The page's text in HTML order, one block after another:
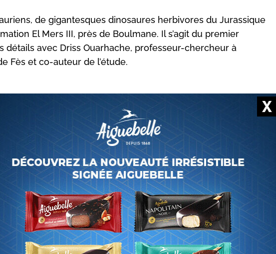
de gigantesques dinosaures herbivores du Jurassique
El Mers III, près de Boulmane. Il s’agit du premier
avec Driss Ouarhache, professeur-chercheur à
Fès et co-auteur de l’étude.
ans le Moyen Atlas, la Formation El Mers III livre une nouvelle
pièce du puzzle de l’histoire des dinosaures. Lors de récentes
fouilles paléontologiques, menées conjointement par des
chercheurs marocains de l’université Sidi Mohamed Ben Abdellah
de Fès et des spécialistes britanniques du muséum d’histoire
et de l’université de Birmingham, trois dents fossiles de
ont été découvertes.